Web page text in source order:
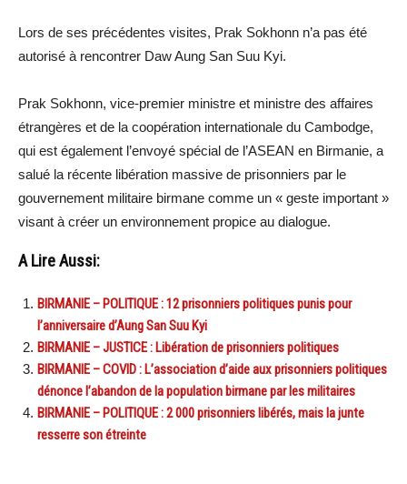
Lors de ses précédentes visites, Prak Sokhonn n’a pas été
autorisé à rencontrer Daw Aung San Suu Kyi.
Prak Sokhonn, vice-premier ministre et ministre des affaires
étrangères et de la coopération internationale du Cambodge,
qui est également l’envoyé spécial de l’ASEAN en Birmanie, a
salué la récente libération massive de prisonniers par le
gouvernement militaire birmane comme un « geste important »
visant à créer un environnement propice au dialogue.
A Lire Aussi:
BIRMANIE – POLITIQUE : 12 prisonniers politiques punis pour
l’anniversaire d’Aung San Suu Kyi
BIRMANIE – JUSTICE : Libération de prisonniers politiques
BIRMANIE – COVID : L’association d’aide aux prisonniers politiques
dénonce l’abandon de la population birmane par les militaires
BIRMANIE – POLITIQUE : 2 000 prisonniers libérés, mais la junte
resserre son étreinte